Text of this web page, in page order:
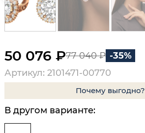
50 076 ₽77 040 ₽ -35%
Артикул: 2101471-00770
Почему выгодно?
В другом варианте: